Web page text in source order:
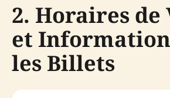
2. Horaires de
et
les Billets